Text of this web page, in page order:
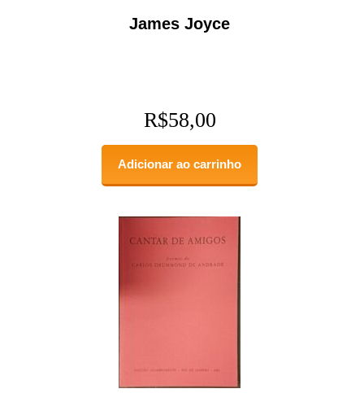
James Joyce
R$58,00
Adicionar ao carrinho